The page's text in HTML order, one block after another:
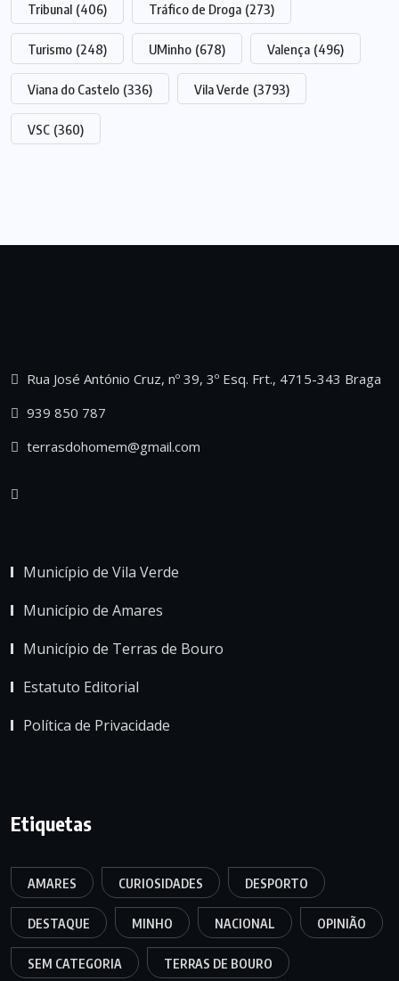
Tribunal (406) Tráfico de Droga (273)
Turismo (248) UMinho (678) Valença (496)
Viana do Castelo (336) Vila Verde (3793)
VSC (360)
Rua José António Cruz, nº 39, 3º Esq. Frt., 4715-343 Braga
939 850 787
terrasdohomem@gmail.com
Município de Vila Verde
Município de Amares
Município de Terras de Bouro
Estatuto Editorial
Política de Privacidade
Etiquetas
AMARES CURIOSIDADES DESPORTO
DESTAQUE MINHO NACIONAL OPINIÃO
SEM CATEGORIA TERRAS DE BOURO